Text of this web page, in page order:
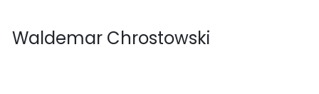
Waldemar Chrostowski